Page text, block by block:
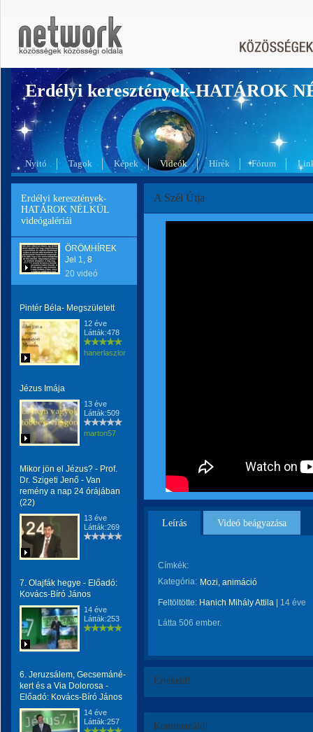
Erdélyi keresztények-HATÁROK
Nyitó Tagok Képek Videók Hírek Fórum
Erdélyi keresztények-
HATÁROK NÉLKÜL
videógalériái
ÖRÖMHÍREK
Jel 1, 8
20 videó
Pintér Béla- Megszületett
12 éve
Látták:478
hanerlaszlone
Jézus Imája
13 éve
Látták:509
marton57
Mikor jön el Jézus? - Prof.
Dr. Szigeti Jenő - Van
remény a nap 24 órájában
(22)
13 éve
Látták:269
7. Olajfák hegye - Előadó:
Kovács-Bíró János
14 éve
Látták:253
6. Jeruzsálem, Gecsemáné-
kert és a Via Dolorosa -
Előadó: Kovács-Bíró János
14 éve
Látták:257
A Szél Útja
Leírás Videó beágyazása
Címkék:
Kategória: Mozi, animáció
Feltöltötte: Hanich Mihály Attila 14 éve
Látta 506 ember.
Értékeld!
Kommentáld!